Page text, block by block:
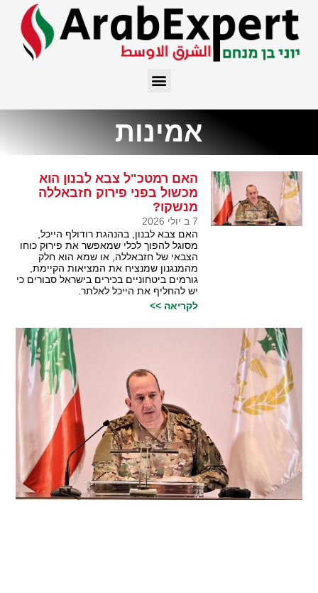
אמינות
האם רמטכ"ל צבא לבנון הוא
מכשול בפני פירוק חזבאללה
מנשקו?
7 ב יולי 2026
האם צבא לבנון, בהנהגת רודולף הייכל,
מסוגל להפוך לכלי שמאפשר את פירוק כוחו
הצבאי של חזבאללה, או שמא הוא חלק
מהמנגנון שמנציח את המציאות הקיימת,
גורמים ביטחוניים בכירים בישראל סבורים כי
יש להחליף את הייכל לאלתר.
לקריאה >>